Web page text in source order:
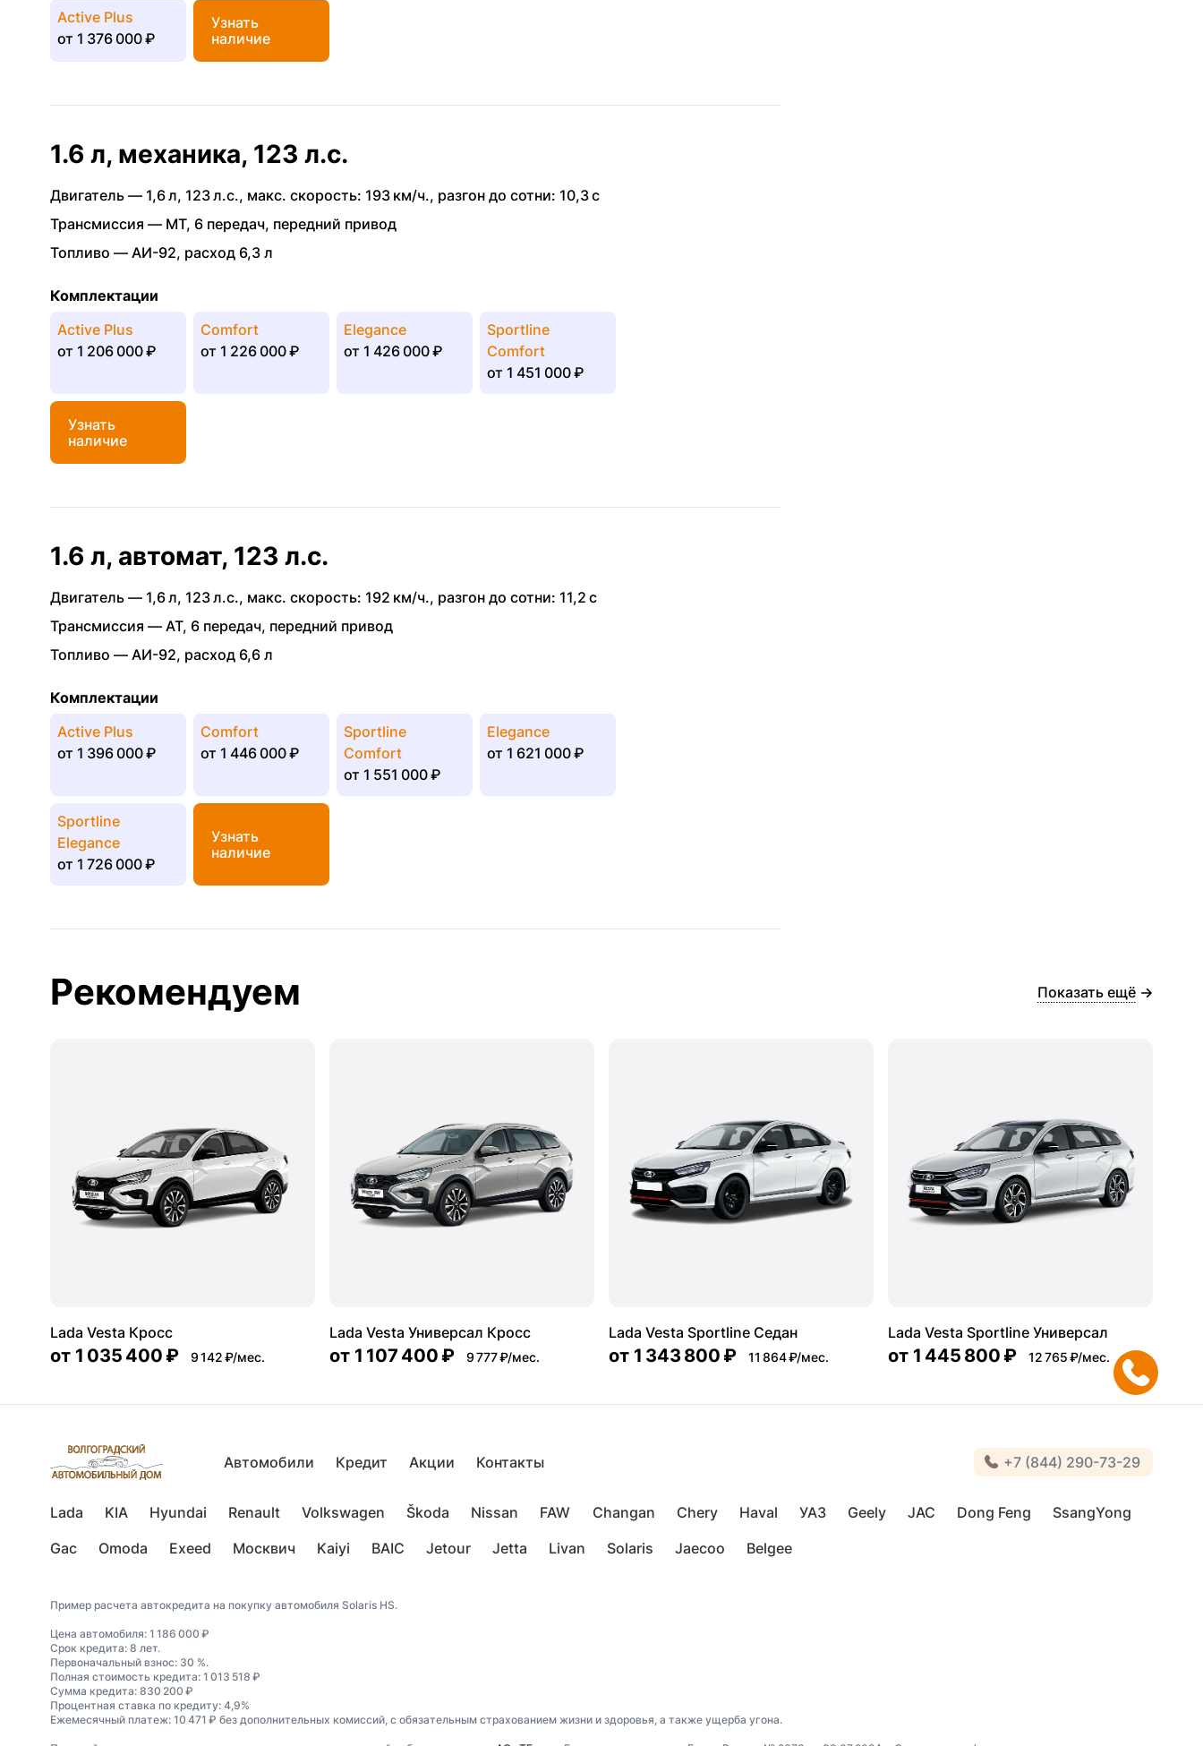
Active Plus
от 1 376 000 ₽
Узнать
наличие
1.6 л, механика, 123 л.с.
Двигатель — 1,6 л, 123 л.с., макс. скорость: 193 км/ч., разгон до сотни: 10,3 с
Трансмиссия — MT, 6 передач, передний привод
Топливо — АИ-92, расход 6,3 л
Комплектации
Active Plus
от 1 206 000 ₽
Comfort
от 1 226 000 ₽
Elegance
от 1 426 000 ₽
Sportline
Comfort
от 1 451 000 ₽
Узнать
наличие
1.6 л, автомат, 123 л.с.
Двигатель — 1,6 л, 123 л.с., макс. скорость: 192 км/ч., разгон до сотни: 11,2 с
Трансмиссия — AT, 6 передач, передний привод
Топливо — АИ-92, расход 6,6 л
Комплектации
Active Plus
от 1 396 000 ₽
Comfort
от 1 446 000 ₽
Sportline
Comfort
от 1 551 000 ₽
Elegance
от 1 621 000 ₽
Sportline
Elegance
от 1 726 000 ₽
Узнать
наличие
Рекомендуем Показать ещё
Lada Vesta Кросс
от 1 035 400 ₽ 9 142 ₽/мес.
Lada Vesta Универсал Кросс
от 1 107 400 ₽ 9 777 ₽/мес.
Lada Vesta Sportline Седан
от 1 343 800 ₽ 11 864 ₽/мес.
Lada Vesta Sportline Универсал
от 1 445 800 ₽ 12 765 ₽/мес.
Автомобили Кредит Акции Контакты +7 (844) 290-73-29
Lada KIA Hyundai Renault Volkswagen Škoda Nissan FAW Changan Chery Haval УАЗ Geely JAC Dong Feng
SsangYong
Gac
Omoda Exeed Москвич Kaiyi BAIC Jetour Jetta Livan Solaris Jaecoo Belgee
Пример расчета автокредита на покупку автомобиля Solaris HS.
Цена автомобиля: 1 186 000 ₽
Срок кредита: 8 лет.
Первоначальный взнос: 30 %.
Полная стоимость кредита: 1 013 518 ₽
Сумма кредита: 830 200 ₽
Процентная ставка по кредиту: 4,9%
Ежемесячный платеж: 10 471 ₽ без дополнительных комиссий, с обязательным страхованием жизни и здоровья, а также ущерба угона.